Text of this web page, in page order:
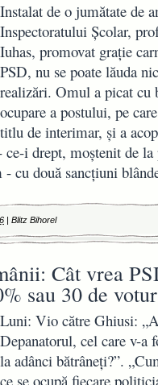
Instalat de o jumătate de
Inspectoratului Şcolar,
Iuhas, promovat graţie
PSD, nu se poate lăuda
realizări. Omul a picat cu
ocupare a postului, pe
titlu de interimar, şi a
i drept, moştenit de la
cu două sancţiuni
|Blitz Bihorel
Cât vrea
sau 30 de
Luni: Vio către Ghiusi:
Depanatorul, cel care v-a
la adânci bătrâneţi?”.
ce se ocupă fiecare